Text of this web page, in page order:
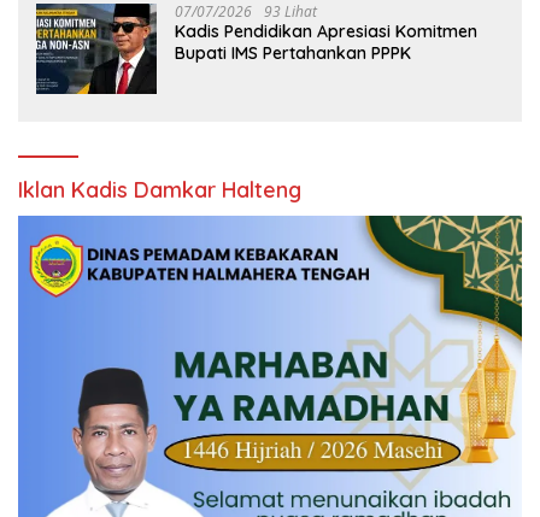
07/07/2026 93 Lihat
Kadis Pendidikan Apresiasi Komitmen
Bupati IMS Pertahankan PPPK
Iklan Kadis Damkar Halteng